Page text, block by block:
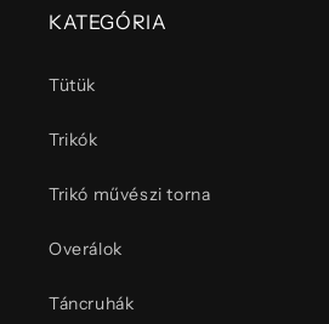
KATEGÓRIA
Tütük
Trikók
Trikó művészi torna
Overálok
Táncruhák